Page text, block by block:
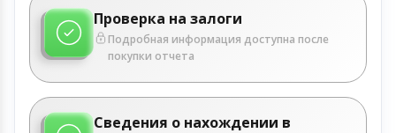
Проверка на залоги
Подробная информация доступна после
покупки отчета
Сведения о нахождении в